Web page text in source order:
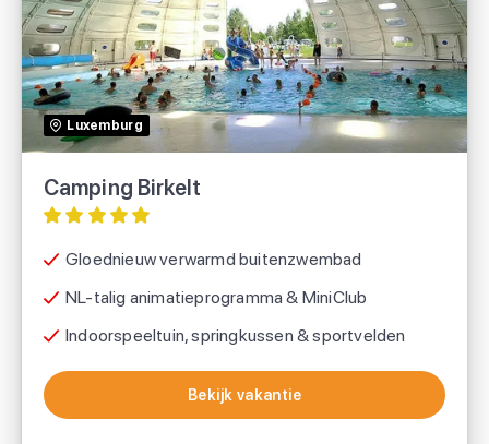
Luxemburg
Camping Birkelt
Gloednieuw verwarmd buitenzwembad
NL-talig animatieprogramma & MiniClub
Indoorspeeltuin, springkussen & sportvelden
Bekijk vakantie
Roan
Suncamp holidays